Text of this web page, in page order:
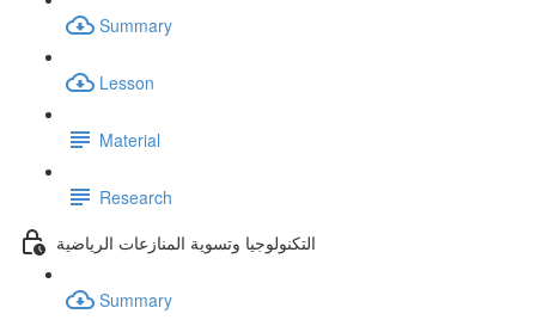
Summary
Lesson
Material
Research
التكنولوجيا وتسوية المنازعات الرياضية
Summary